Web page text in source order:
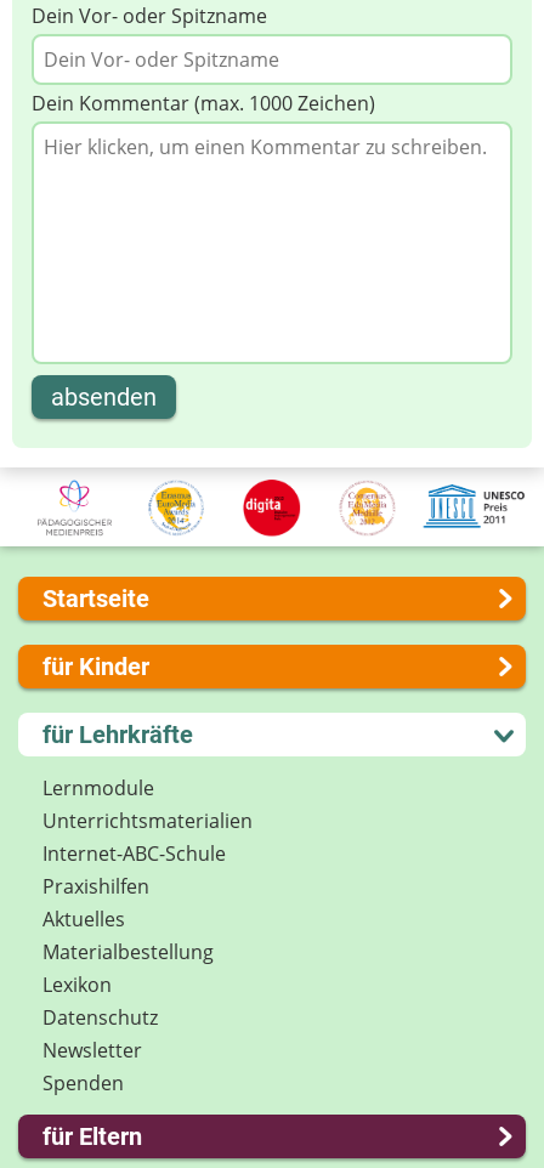
Dein Vor- oder Spitzname
Dein Kommentar (max. 1000 Zeichen)
absenden
Startseite
Über uns
Presse
Kontakt
Impressum
Internet-ABC Sitemap
Barrierefreiheit
Länderprojekte
für Kinder
Lernen und Schule
Hobby und Freizeit
Spiel und Spaß
Mitreden und Mitmachen
Lexikon
Datenschutz
Newsletter
für Lehrkräfte
Lernmodule
Unterrichts­materialien
Internet-ABC-Schule
Praxishilfen
Aktuelles
Materialbestellung
Lexikon
Datenschutz
Newsletter
Spenden
für Eltern